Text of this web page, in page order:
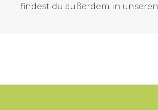
findest du außerdem in unseren